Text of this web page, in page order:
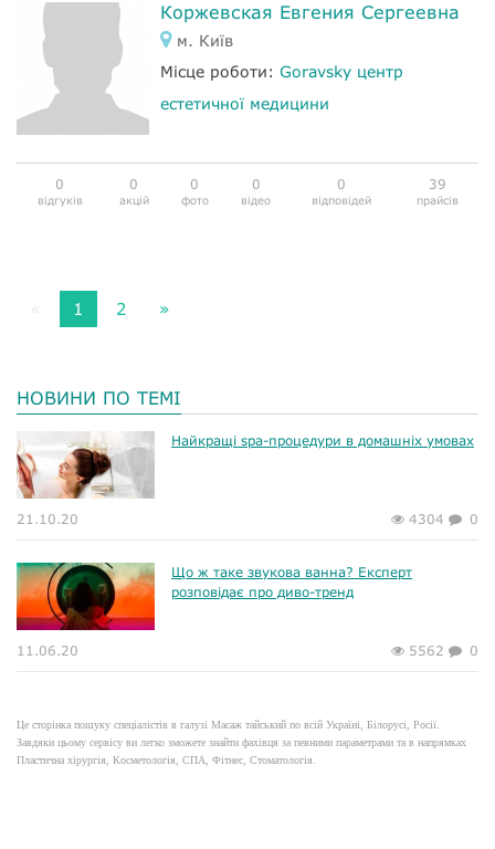
Коржевская Евгения Сергеевна
м. Київ
Місце роботи: Goravsky центр
естетичної медицини
0
відгуків
0
акцій
0
фото
0
відео
0
відповідей
39
прайсів
1 2 »
НОВИНИ ПО ТЕМІ
Найкращі spa-процедури в домашніх умовах
21.10.20 4304 0
Що ж таке звукова ванна? Експерт
розповідає про диво-тренд
11.06.20 5562 0
Це сторінка пошуку спеціалістів в галузі Масаж тайський по всій Україні, Білорусі, Росії.
Завдяки цьому сервісу ви легко зможете знайти фахівця за певними параметрами та в напрямках
Пластична хірургія, Косметологія, СПА, Фітнес, Стоматологія.